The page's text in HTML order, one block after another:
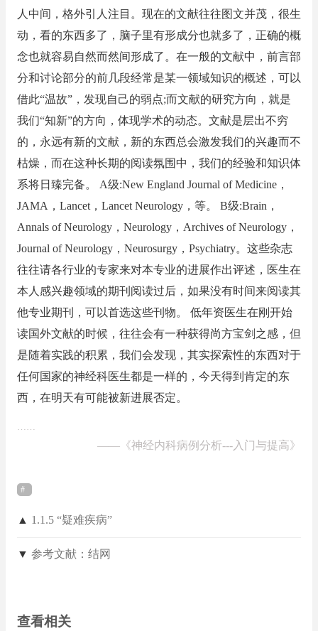
人中间，格外引人注目。现在的文献往往图文并茂，很生
动，看的东西多了，脑子里有形成分也就多了，正确的概
念也就容易自然而然间形成了。在一般的文献中，前言部
分和讨论部分的前几段经常是某一领域知识的概述，可以
借此“温故”，发现自己的弱点;而文献的研究方向，就是
我们“知新”的方向，体现学术的动态。文献是层出不穷
的，永远有新的文献，新的东西总会激发我们的兴趣而不
枯燥，而在这种长期的阅读氛围中，我们的经验和知识体
系将日臻完备。 A级:New England Journal of Medicine，
JAMA，Lancet，Lancet Neurology，等。 B级:Brain，
Annals of Neurology，Neurology，Archives of Neurology，
Journal of Neurology，Neurosurgy，Psychiatry。这些杂志
往往请各行业的专家来对本专业的进展作出评述，医生在
本人感兴趣领域的期刊阅读过后，如果没有时间来阅读其
他专业期刊，可以首选这些刊物。 低年资医生在刚开始
读国外文献的时候，往往会有一种获得尚方宝剑之感，但
是随着实践的积累，我们会发现，其实探索性的东西对于
任何国家的神经科医生都是一样的，今天得到肯定的东
西，在明天有可能被新进展否定。
……
—— 《神经内科病例分析---入门与提高》
▲ 1.1.5 “疑难疾病”
▼ 参考文献：结网
查看相关